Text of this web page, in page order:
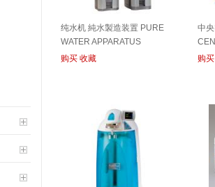
纯水机 純水製造装置 PURE
WATER APPARATUS
购买 收藏
中
购买